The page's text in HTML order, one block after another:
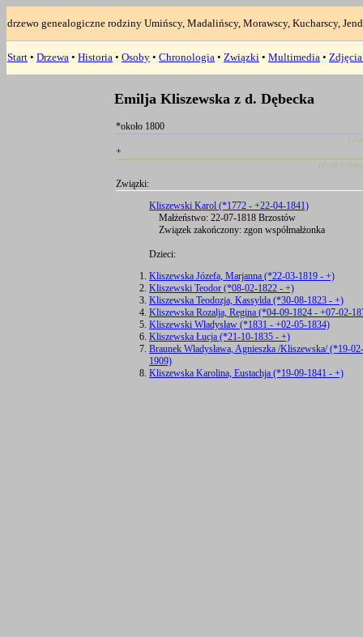
drzewo genealogiczne rodziny Umińscy, Madalińscy, Morawscy, Kucharscy,
Start • Drzewa • Historia • Osoby • Chronologia • Związki • Multimedia •
Emilja Kliszewska z d. Dębecka
*około 1800
+
(data i
Związki:
Kliszewski Karol (*1772 - +22-04-1841)
Małżeństwo: 22-07-1818 Brzostów
Związek zakończony: zgon współmałżonka
Dzieci:
Kliszewska Józefa, Marjanna (*22-03-1819 - +)
Kliszewski Teodor (*08-02-1822 - +)
Kliszewska Teodozja, Kassylda (*30-08-1823 - +)
Kliszewska Rozalja, Regina (*04-09-1824 - +07-02-
Kliszewski Władysław (*1831 - +02-05-1834)
Kliszewska Łucja (*21-10-1835 - +)
Braunek Władysława, Agnieszka /Kliszewska/ (*19-
1909)
Kliszewska Karolina, Eustachja (*19-09-1841 - +)